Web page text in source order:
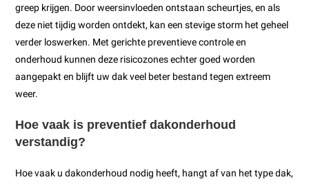
greep krijgen. Door weersinvloeden ontstaan scheurtjes, en als
deze niet tijdig worden ontdekt, kan een stevige storm het geheel
verder loswerken. Met gerichte preventieve controle en
onderhoud kunnen deze risicozones echter goed worden
aangepakt en blijft uw dak veel beter bestand tegen extreem
weer.
Hoe vaak is preventief dakonderhoud
verstandig?
Hoe vaak u dakonderhoud nodig heeft, hangt af van het type dak,